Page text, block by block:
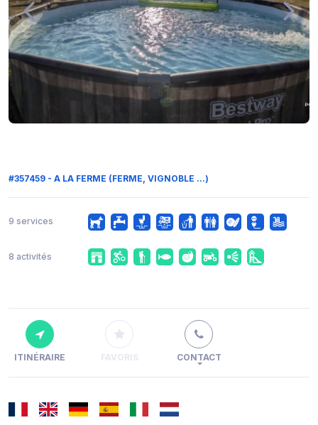
#357459 - A LA FERME (FERME, VIGNOBLE ...)
9 services
8 activités
ITINÉRAIRE FAVORIS CONTACT